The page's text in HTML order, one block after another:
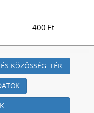
400 Ft
KÖZÖSSÉGI TÉR